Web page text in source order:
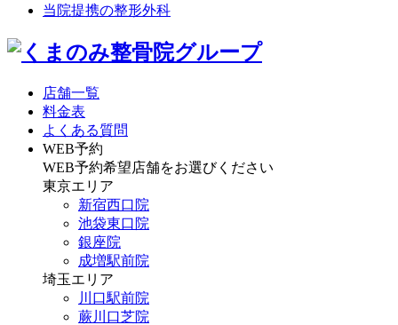
当院提携の整形外科
店舗一覧
料金表
よくある質問
WEB予約
WEB予約希望店舗をお選びください
東京エリア
新宿西口院
池袋東口院
銀座院
成増駅前院
埼玉エリア
川口駅前院
蕨川口芝院